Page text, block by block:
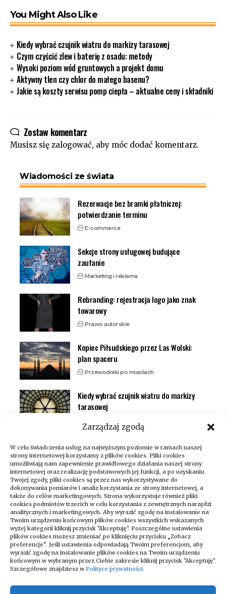
Zarządzaj zgodą
W celu świadczenia usług na najwyższym poziomie w ramach naszej
strony internetowej korzystamy z plików cookies. Pliki cookies
umożliwiają nam zapewnienie prawidłowego działania naszej strony
internetowej oraz realizację podstawowych jej funkcji, a po uzyskaniu
Twojej zgody, pliki cookies są przez nas wykorzystywane do
dokonywania pomiarów i analiz korzystania ze strony internetowej, a
także do celów marketingowych. Strona wykorzystuje również pliki
cookies podmiotów trzecich w celu korzystania z zewnętrznych narzędzi
analitycznych i marketingowych. Aby wyrazić zgodę na instalowanie na
Twoim urządzeniu końcowym plików cookies wszystkich wskazanych
wyżej kategorii kliknij przycisk "Akceptuję". Poszczególne ustawienia
plików cookies możesz zmieniać po kliknięciu przycisku „Zobacz
preferencje”. Jeśli ustawienia odpowiadają Twoim preferencjom, aby
wyrazić zgodę na instalowanie plików cookies na Twoim urządzeniu
końcowym w wybranym przez Ciebie zakresie kliknij przycisk "Akceptuję".
Szczegółowe znajdziesz w Polityce prywatności.
You Might Also Like
Kiedy wybrać czujnik wiatru do markizy tarasowej
Czym czyścić zlew i baterię z osadu: metody
Wysoki poziom wód gruntowych a projekt domu
Aktywny tlen czy chlor do małego basenu?
Jakie są koszty serwisu pomp ciepła – aktualne ceny i składniki
Zostaw komentarz
Musisz się zalogować, aby móc dodać komentarz.
Wiadomości ze świata
Rezerwacje bez bramki płatniczej:
potwierdzanie terminu
E-commerce
Sekcje strony usługowej budujące
zaufanie
Marketing i reklama
Rebranding: rejestracja logo jako znak
towarowy
Prawo autorskie
Kopiec Piłsudskiego przez Las Wolski:
plan spaceru
Przewodniki po miastach
Kiedy wybrać czujnik wiatru do markizy
tarasowej
Zapraszamy do odwiedzania naszego
bloga, który codziennie dostarcza
najświeższe newsy na różne tematy!
Niezależnie od tego, czy interesujesz się
podróżami – znajdziesz u nas coś dla